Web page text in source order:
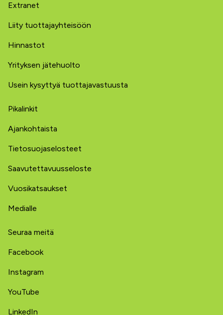
Extranet
Liity tuottajayhteisöön
Hinnastot
Yrityksen jätehuolto
Usein kysyttyä tuottajavastuusta
Pikalinkit
Ajankohtaista
Tietosuojaselosteet
Saavutettavuusseloste
Vuosikatsaukset
Medialle
Seuraa meitä
Facebook
Instagram
YouTube
LinkedIn